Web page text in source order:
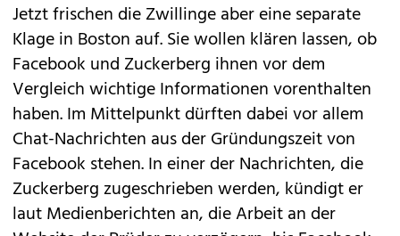
Jetzt frischen die Zwillinge aber eine separate
Klage in Boston auf. Sie wollen klären lassen, ob
Facebook und Zuckerberg ihnen vor dem
Vergleich wichtige Informationen vorenthalten
haben. Im Mittelpunkt dürften dabei vor allem
Chat-Nachrichten aus der Gründungszeit von
Facebook stehen. In einer der Nachrichten, die
Zuckerberg zugeschrieben werden, kündigt er
laut Medienberichten an, die Arbeit an der